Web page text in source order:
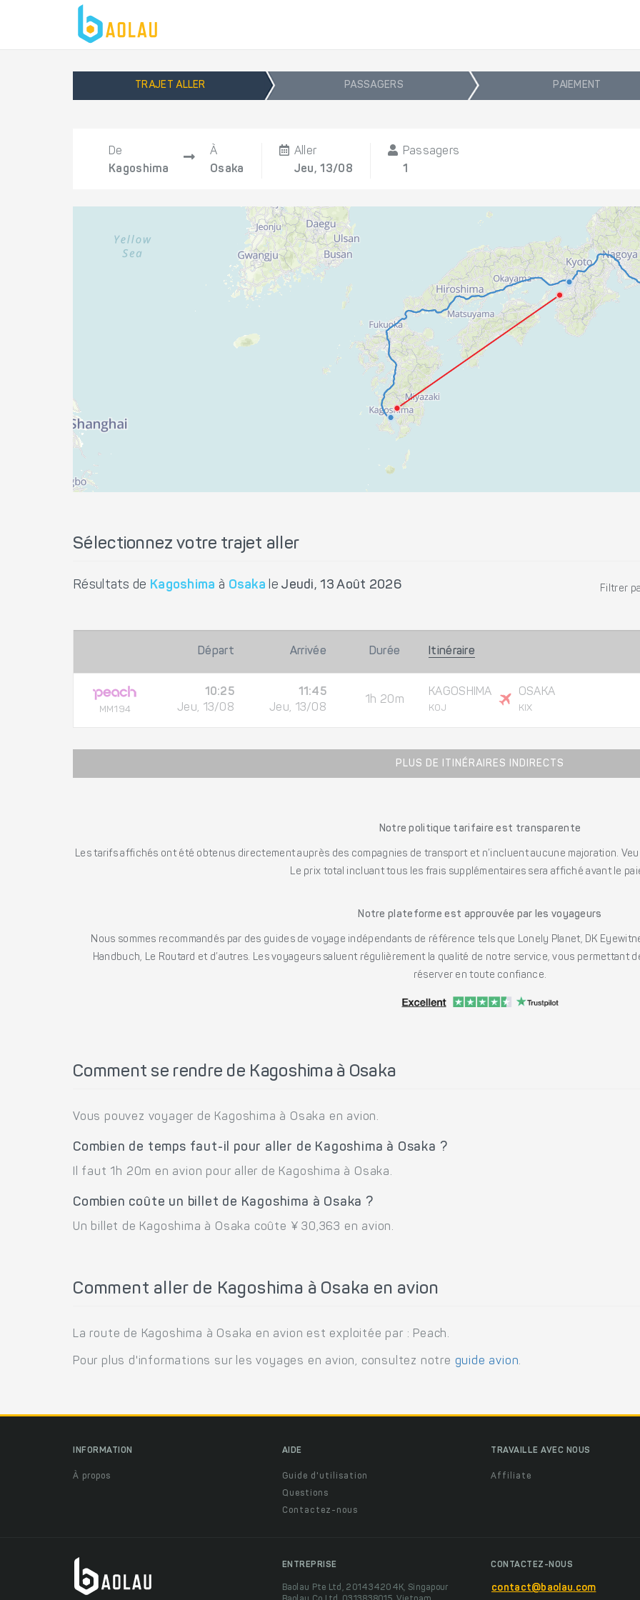
TRAJET ALLER PASSAGERS PAIEMENT
De
Kagoshima
À
Osaka
Aller
Jeu, 13/08
Passagers
1
Sélectionnez votre trajet aller
Résultats de Kagoshima à Osaka leJeudi, 13 Août 2026 Filtrer
Départ Arrivée Durée Itinéraire
MM194
10:25
Jeu, 13/08
11:45
Jeu, 13/08
1h 20m
KAGOSHIMA
KOJ
OSAKA
KIX
PLUS DE ITINÉRAIRES INDIRECTS
Notre politique tarifaire est transparente
Les tarifs affichés ont été obtenus directement auprès des compagnies de transport et n’incluent aucune majoration.
Le prix total incluant tous les frais supplémentaires sera affiché avant le
Notre plateforme est approuvée par les voyageurs
Nous sommes recommandés par des guides de voyage indépendants de référence tels que Lonely Planet, DK
Handbuch, Le Routard et d’autres. Les voyageurs saluent régulièrement la qualité de notre service, vous permettant
réserver en toute confiance.
Comment se rendre de Kagoshima à Osaka
Vous pouvez voyager de Kagoshima à Osaka en avion.
Combien de temps faut-il pour aller de Kagoshima à Osaka ?
Il faut 1h 20m en avion pour aller de Kagoshima à Osaka.
Combien coûte un billet de Kagoshima à Osaka ?
Un billet de Kagoshima à Osaka coûte ¥ 30,363 en avion.
Comment aller de Kagoshima à Osaka en avion
La route de Kagoshima à Osaka en avion est exploitée par : Peach.
Pour plus d'informations sur les voyages en avion, consultez notre guide avion.
INFORMATION
À propos
AIDE
Guide d'utilisation
Questions
Contactez-nous
TRAVAILLE AVEC NOUS
Affiliate
ENTREPRISE
Baolau Pte Ltd, 201434204K, Singapour
CONTACTEZ-NOUS
contact@baolau.com